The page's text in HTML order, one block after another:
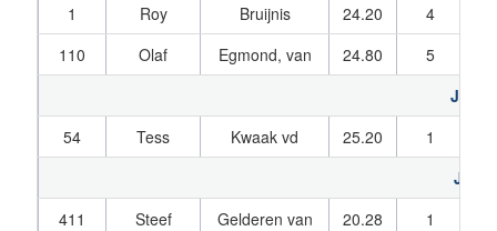
1
Roy Bruijnis 24.20 4
110
Olaf Egmond, van 24.80 5
54
Tess Kwaak vd 25.20 1
411
Steef Gelderen van 20.28 1